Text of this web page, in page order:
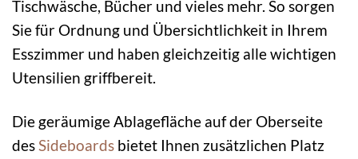
Tischwäsche, Bücher und vieles mehr. So sorgen
Sie für Ordnung und Übersichtlichkeit in Ihrem
Esszimmer und haben gleichzeitig alle wichtigen
Utensilien griffbereit.
Die geräumige Ablagefläche auf der Oberseite
des Sideboards bietet Ihnen zusätzlichen Platz